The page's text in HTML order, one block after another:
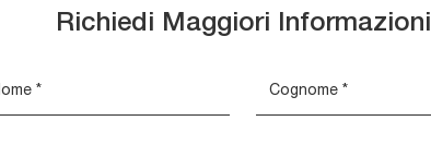
Richiedi Maggiori Informazioni